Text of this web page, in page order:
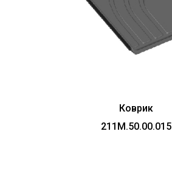
Коврик
211М.50.00.015